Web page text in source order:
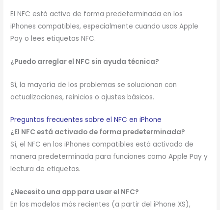
El NFC está activo de forma predeterminada en los
iPhones compatibles, especialmente cuando usas Apple
Pay o lees etiquetas NFC.
¿Puedo arreglar el NFC sin ayuda técnica?
Sí, la mayoría de los problemas se solucionan con
actualizaciones, reinicios o ajustes básicos.
Preguntas frecuentes sobre el NFC en iPhone
¿El NFC está activado de forma predeterminada?
Sí, el NFC en los iPhones compatibles está activado de
manera predeterminada para funciones como Apple Pay y
lectura de etiquetas.
¿Necesito una app para usar el NFC?
En los modelos más recientes (a partir del iPhone XS),